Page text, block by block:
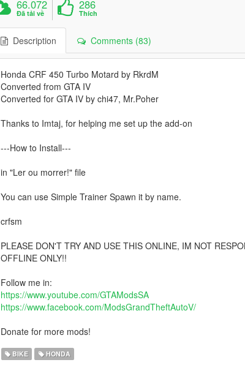
66.072
Đã tải về
286
Thích
Description Comments (83)
Honda CRF 450 Turbo Motard by RkrdM
Converted from GTA IV
Converted for GTA IV by chi47, Mr.Poher
Thanks to Imtaj, for helping me set up the add-on
---How to Install---
in "Ler ou morrer!" file
You can use Simple Trainer Spawn it by name.
crfsm
PLEASE DON'T TRY AND USE THIS ONLINE, IM NOT
OFFLINE ONLY!!
Follow me in:
https://www.youtube.com/GTAModsSA
https://www.facebook.com/ModsGrandTheftAutoV/
Donate for more mods!
BIKE HONDA